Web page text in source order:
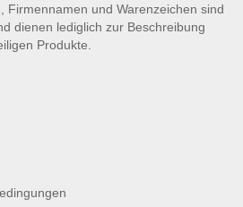
Firmennamen und Warenzeichen sind
dienen lediglich zur Beschreibung
Produkte.